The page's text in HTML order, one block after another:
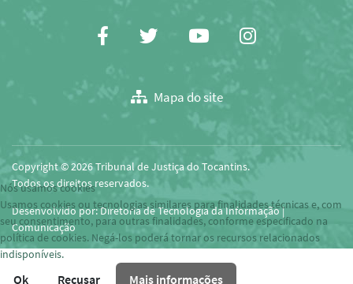
para
FacebookTwitterYoutubeInstagram
Mapa do site
Copyright © 2026 Tribunal de Justiça do Tocantins.
Todos os direitos reservados.
Desenvolvido por: Diretoria de Tecnologia da Informação |
Comunicação
Nós usamos cookies
Usamos cookies ou tecnologias similares para finalidades técnicas e, com
seu consentimento, para outras finalidades, conforme especificado na
política de cookies. Negá-los poderá tornar os recursos relacionados
indisponíveis.
Ok Recusar Mais informações